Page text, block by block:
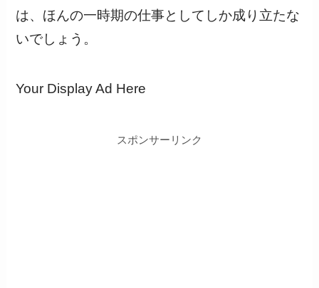
は、ほんの一時期の仕事としてしか成り立たな
いでしょう。
Your Display Ad Here
スポンサーリンク